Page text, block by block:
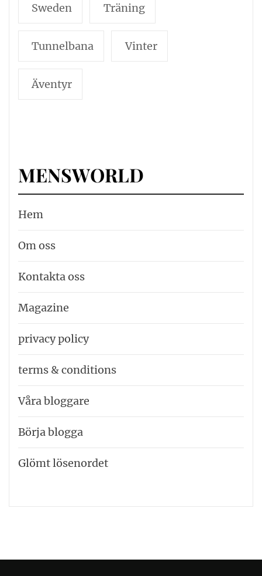
Sweden Träning
Tunnelbana Vinter
Äventyr
MENSWORLD
Hem
Om oss
Kontakta oss
Magazine
privacy policy
terms & conditions
Våra bloggare
Börja blogga
Glömt lösenordet